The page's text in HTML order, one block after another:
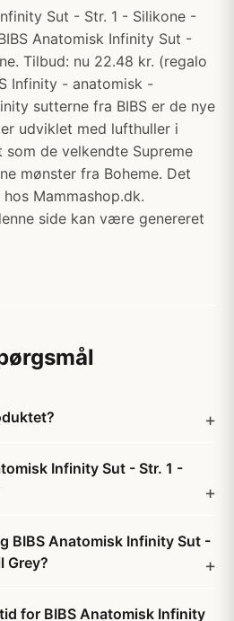
Sut - Str. 1 - Silikone -
Anatomisk Infinity Sut -
Tilbud: nu 22.48 kr. (regalo
Infinity - anatomisk -
sutterne fra BIBS er de nye
udviklet med lufthuller i
de velkendte Supreme
mønster fra Boheme. Det
Mammashop.dk.
side kan være genereret
Infinity Sut - Str. 1 -
BIBS Anatomisk Infinity Sut -
Grey?
for BIBS Anatomisk Infinity